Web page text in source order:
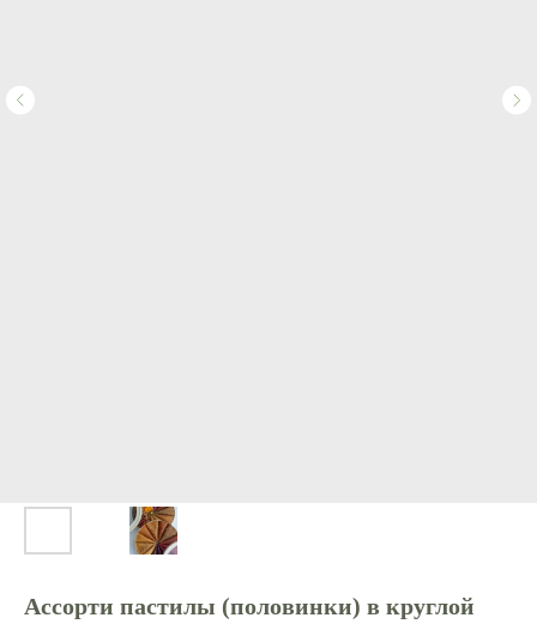
Ассорти пастилы (половинки) в круглой